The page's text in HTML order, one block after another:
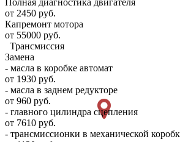
от 2450 руб.
Капремонт мотора
от 55000 руб.
Трансмиссия
Замена
- масла в коробке автомат
от 1930 руб.
- масла в заднем редукторе
от 960 руб.
- главного цилиндра сцепления
от 7610 руб.
- трансмиссионки в механической